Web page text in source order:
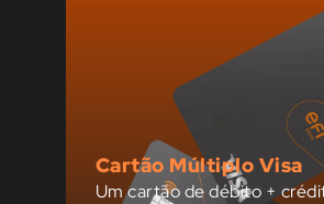
Cartão Múltiplo Visa
Um cartão de débito +